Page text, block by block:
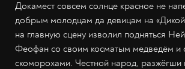
Докамест совсем солнце красное не
добрым молодцам да девицам на
на главную сцену изволил подняться
Феофан со своим косматым медведём и
скоморохами. Честной народ, разжёгши